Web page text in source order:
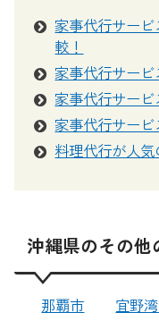
家事代行サー
較！
家事代行サー
家事代行サー
家事代行サー
料理代行が人
沖縄県のその他
那覇市 宜野